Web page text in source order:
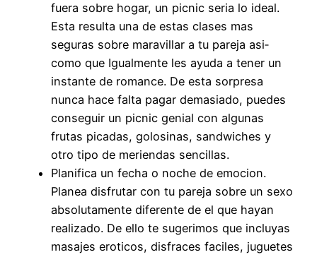
fuera sobre hogar, un picnic seri­a lo ideal.
Esta resulta una de estas clases mas
seguras sobre maravillar a tu pareja asi­
como que Igualmente les ayuda a tener un
instante de romance. De esta sorpresa
nunca hace falta pagar demasiado, puedes
conseguir un picnic genial con algunas
frutas picadas, golosinas, sandwiches y
otro tipo de meriendas sencillas.
Planifica un fecha o noche de emocion.
Planea disfrutar con tu pareja sobre un sexo
absolutamente diferente de el que hayan
realizado. De ello te sugerimos que incluyas
masajes eroticos, disfraces faciles, juguetes